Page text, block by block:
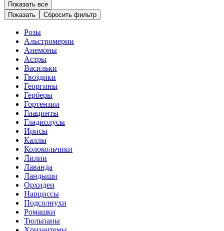
Показать все
Сбросить фильтр
Розы
Альстромерии
Анемоны
Астры
Васильки
Гвоздики
Георгины
Герберы
Гортензии
Гиацинты
Гладиолусы
Ирисы
Каллы
Колокольчики
Лилии
Лаванда
Ландыши
Орхидеи
Нарциссы
Подсолнухи
Ромашки
Тюльпаны